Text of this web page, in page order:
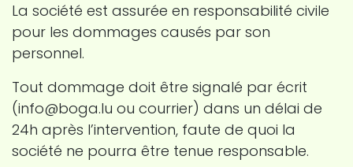
La société est assurée en responsabilité civile
pour les dommages causés par son
personnel.
Tout dommage doit être signalé par écrit
(info@boga.lu ou courrier) dans un délai de
24h après l’intervention, faute de quoi la
société ne pourra être tenue responsable.